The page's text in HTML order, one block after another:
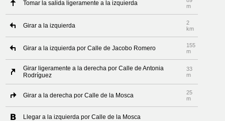
Tomar la salida ligeramente a la izquierda
m
Girar a la izquierda
2
km
Girar a la izquierda por Calle de Jacobo Romero
155
m
Girar ligeramente a la derecha por Calle de Antonia
Rodríguez
33
m
Girar a la derecha por Calle de la Mosca
25
m
Llegar a la izquierda por Calle de la Mosca